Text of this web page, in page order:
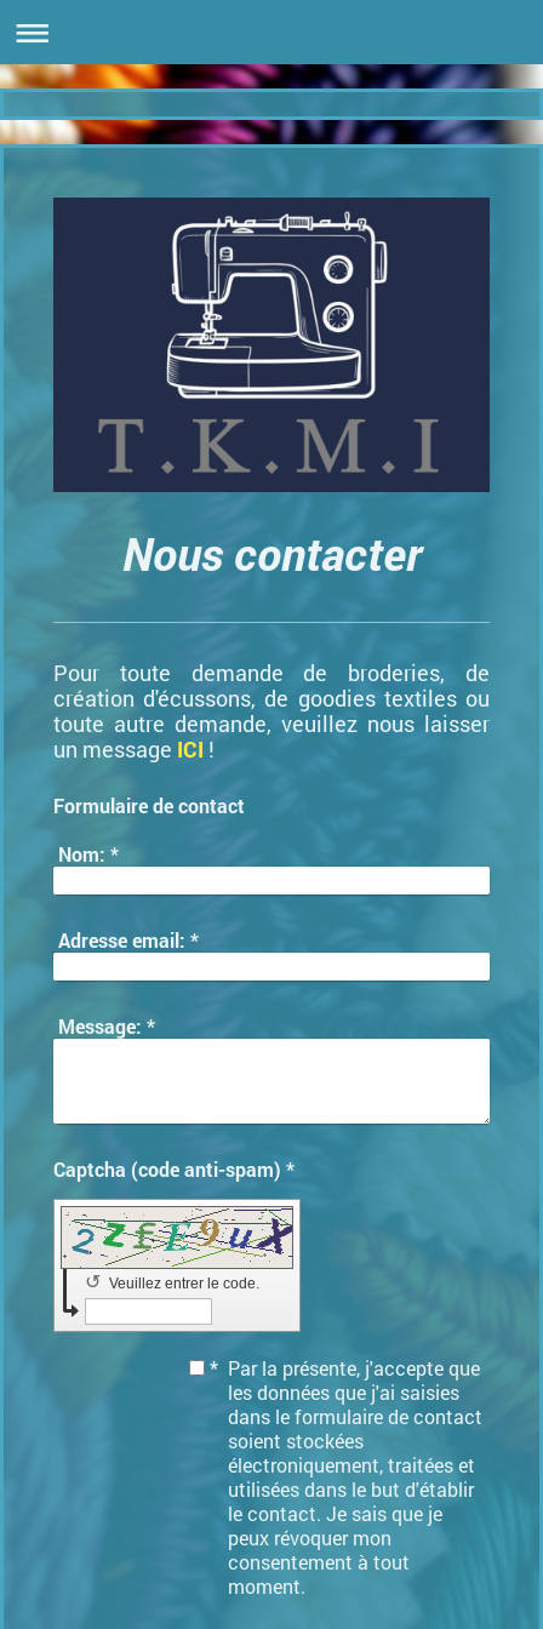
Nous contacter
Pour toute demande de broderies, de
création d'écussons, de goodies textiles ou
toute autre demande, veuillez nous laisser
un message ICI !
Formulaire de contact
Nom: *
Adresse email: *
Message: *
Captcha (code anti-spam) *
Veuillez entrer le code.
↺
* Par la présente, j'accepte que
les données que j'ai saisies
dans le formulaire de contact
soient stockées
électroniquement, traitées et
utilisées dans le but d'établir
le contact. Je sais que je
peux révoquer mon
consentement à tout
moment.